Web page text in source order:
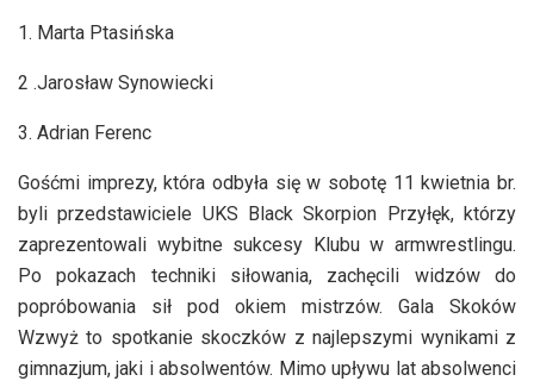
1. Marta Ptasińska
2 .Jarosław Synowiecki
3. Adrian Ferenc
Gośćmi imprezy, która odbyła się w sobotę 11 kwietnia br.
byli przedstawiciele UKS Black Skorpion Przyłęk, którzy
zaprezentowali wybitne sukcesy Klubu w armwrestlingu.
Po pokazach techniki siłowania, zachęcili widzów do
popróbowania sił pod okiem mistrzów. Gala Skoków
Wzwyż to spotkanie skoczków z najlepszymi wynikami z
gimnazjum, jaki i absolwentów. Mimo upływu lat absolwenci